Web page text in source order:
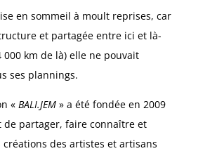
en sommeil à moult reprises, car
et partagée entre ici et là-
000 km de là) elle ne pouvait
ses plannings.
« BALI.JEM» a été fondée en 2009
de partager, faire connaître et
des artistes et artisans